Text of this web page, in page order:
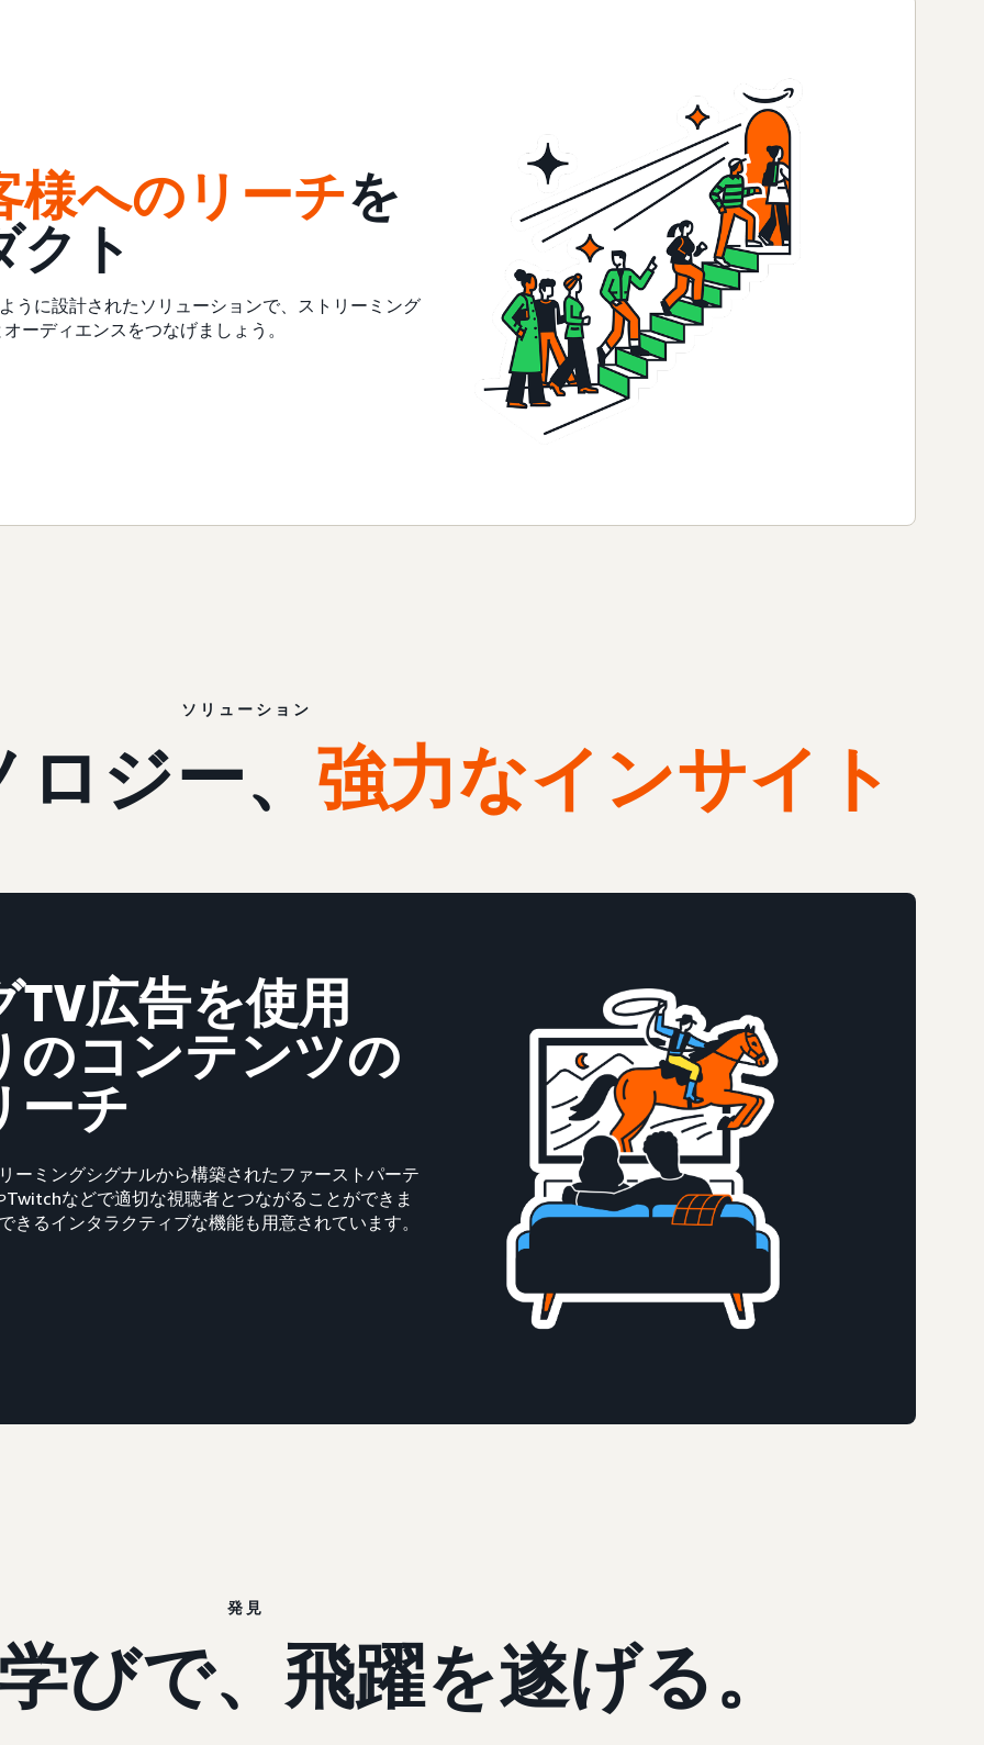
様へのリーチを
クト
うに設計されたソリューションで、ストリーミング
ーディエンスをつなげましょう。
ソリューション
ジー、 強力なインサイト
広告を使用
のコンテンツの
ーチ
ーミングシグナルから構築されたファーストパーテ
などで適切な視聴者とつながることができま
るインタラクティブな機能も用意されています。
発見
びで、飛躍を遂げる。